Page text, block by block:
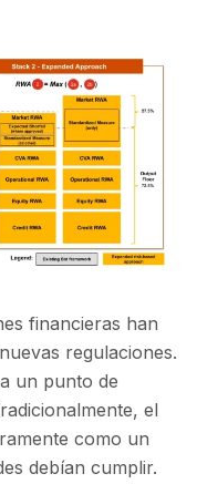
financieras han
regulaciones.
un punto de
el
como un
debían cumplir.